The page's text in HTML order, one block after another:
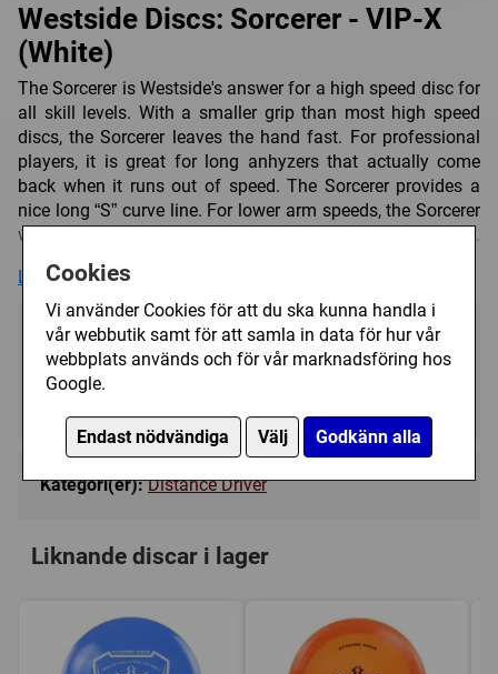
Cookies
Vi använder Cookies för att du ska kunna handla i
vår webbutik samt för att samla in data för hur vår
webbplats används och för vår marknadsföring hos
Google.
Endast nödvändiga Välj Godkänn alla
Westside Discs: Sorcerer - VIP-X
(White)
The Sorcerer is Westside's answer for a high speed disc for
all skill levels. With a smaller grip than most high speed
discs, the Sorcerer leaves the hand fast. For professional
players, it is great for long anhyzers that actually come
back when it runs out of speed. The Sorcerer provides a
nice long “S” curve line. For lower arm speeds, the Sorcerer
will actually get flat and glide before diving to the left.
Many drivers designed for slower arm speeds have poor
flight integrity. The sorcerer will give you that “pro throw”
you have been looking for on the course.
Trycket på discen kan variera i färg och form.
Läs mer
209 kr Bevaka
Kategori(er):Distance Driver
Liknande discar i lager